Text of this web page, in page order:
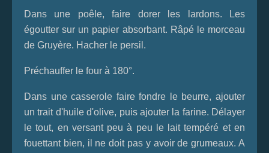
Dans une poêle, faire dorer les lardons. Les
égoutter sur un papier absorbant. Râpé le morceau
de Gruyère. Hacher le persil.
Préchauffer le four à 180°.
Dans une casserole faire fondre le beurre, ajouter
un trait d'huile d'olive, puis ajouter la farine. Délayer
le tout, en versant peu à peu le lait tempéré et en
fouettant bien, il ne doit pas y avoir de grumeaux. A